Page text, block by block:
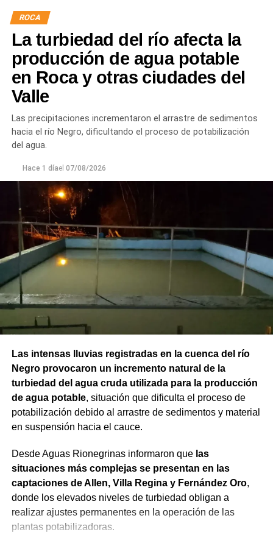
hormigón reforzado con malla de acero y el sellado de
juntas para mejorar la durabilidad de la infraestructura.
Desde el DPA destacaron que esta intervención forma
parte del plan de mantenimiento y renovación de la
infraestructura hídrica provincial, con el propósito de
optimizar la conducción del agua, preservar el Canal
seguro para los productores del Alto Valle.
ROCA
La turbiedad del río afecta la
producción de agua potable
en Roca y otras ciudades del
Valle
Las precipitaciones incrementaron el arrastre de sedimentos
hacia el río Negro, dificultando el proceso de potabilización
del agua.
Hace 1 díael 07/08/2026
Las intensas lluvias registradas en la cuenca del río
Negro provocaron un incremento natural de la
turbiedad del agua cruda utilizada para la producción
de agua potable, situación que dificulta el proceso de
potabilización debido al arrastre de sedimentos y material
en suspensión hacia el cauce.
Desde Aguas Rionegrinas informaron que las
situaciones más complejas se presentan en las
captaciones de Allen, Villa Regina y Fernández Oro,
donde los elevados niveles de turbiedad obligan a
realizar ajustes permanentes en la operación de las
plantas potabilizadoras.